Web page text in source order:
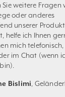
Sie weitere Fragen
oder anderes
unserer
helfe ich Ihnen
mich
im Chat (wenn
Bislimi ,